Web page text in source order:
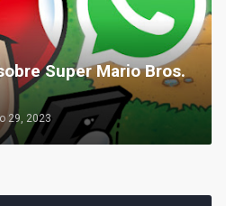
Super Mario Bros.
29, 2023